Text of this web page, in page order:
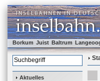
Borkum Juist Baltrum
Aktuelles